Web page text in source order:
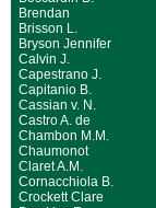
Brendan
Brisson L.
Bryson Jennifer
Calvin J.
Capestrano J.
Capitanio B.
Cassian v. N.
Castro A. de
Chambon M.M.
Chaumonot
Claret A.M.
Cornacchiola B.
Crockett Clare